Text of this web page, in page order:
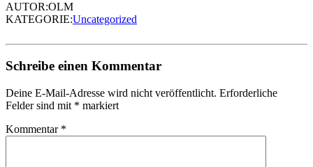
AUTOR:OLM
KATEGORIE:Uncategorized
Schreibe einen Kommentar
Deine E-Mail-Adresse wird nicht veröffentlicht. Erforderliche
Felder sind mit * markiert
Kommentar *